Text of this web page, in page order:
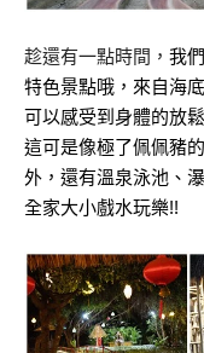
趁還有一點時間， 我
特色景點哦，來自海
可以感受到身體的放
這可是像極了佩佩豬
外，還有溫泉泳池、
全家大小戲水玩樂!!